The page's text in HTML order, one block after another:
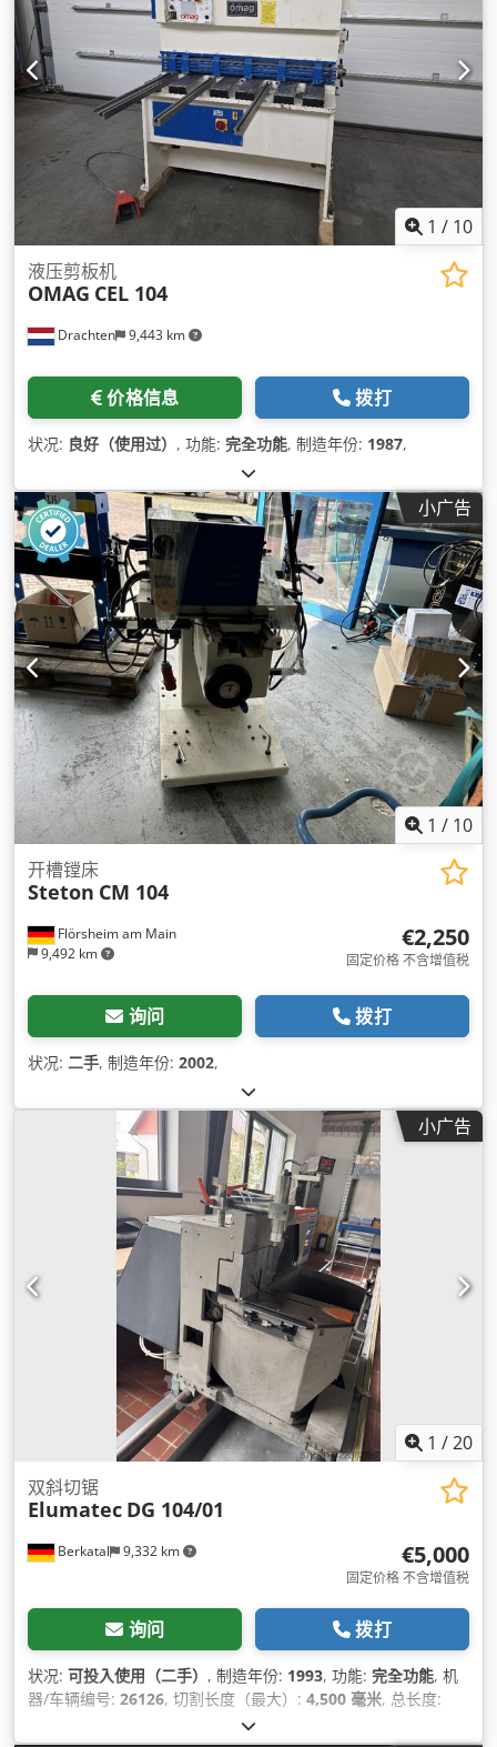
1 / 10
Drachten 9,443 km
液压剪板机
OMAG CEL 104
价格信息 拨打
状况: 良好（使用过） , 功能: 完全功能, 制造年份: 1987,
小广告
1 / 10
Flörsheim am Main
9,492 km
开槽镗床
Steton CM 104
€2,250
固定价格 不含增值税
询问 拨打
状况: 二手, 制造年份: 2002,
小广告
1 /20
Berkatal 9,332 km
双斜切锯
Elumatec DG 104/01
€5,000
固定价格 不含增值税
询问 拨打
状况: 可投入使用（二手） , 制造年份: 1993, 功能: 完全功能, 机
器/车辆编号: 26126, 切割长度（最大）: 4,500 毫米, 总长度:
1,950 毫米, 总高度: